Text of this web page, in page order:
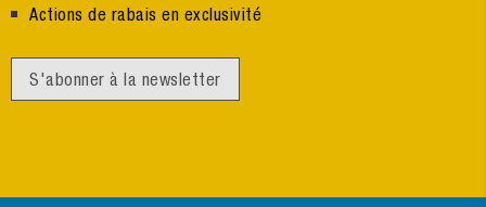
Actions de rabais en exclusivité
S'abonner à la newsletter